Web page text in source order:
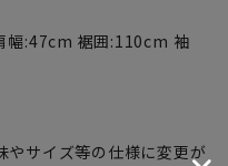
:47cm 裾囲:110cm 袖
サイズ等の仕様に変更が